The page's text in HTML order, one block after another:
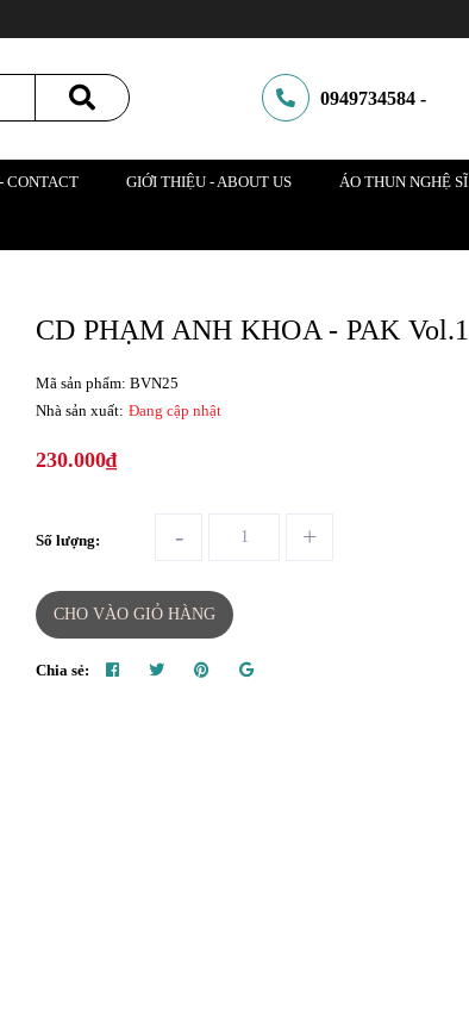
0949734584 -
CONTACT GIỚI THIỆU - ABOUT US ÁO THUN NGHỆ SĨ
CD PHẠM ANH KHOA - PAK Vol.1
Mã sản phẩm: BVN25
Nhà sản xuất: Đang cập nhật
230.000₫
Số lượng: - +
CHO VÀO GIỎ HÀNG
Chia sẻ: